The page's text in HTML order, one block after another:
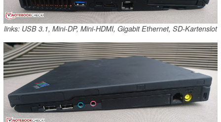
links: USB 3.1, Mini-DP, Mini-HDMI, Gigabit Ethernet, SD-Kartenslot